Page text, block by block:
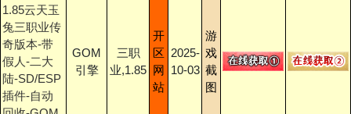
1.85云天玉
兔三职业传
奇版本-带
假人-二大
陆-SD/ESP
插件-自动
GOM
引擎
三职
业,1.85
开
区
网
站
2025-
10-03
游
戏
截
图